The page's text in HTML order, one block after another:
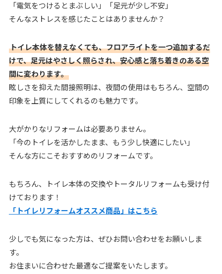
「電気をつけるとまぶしい」「足元が少し不安」
そんなストレスを感じたことはありませんか？
トイレ本体を替えなくても、フロアライトを一つ追加するだ
けで、足元はやさしく照らされ、安心感と落ち着きのある空
間に変わります。
眩しさを抑えた間接照明は、夜間の使用はもちろん、空間の
印象を上質にしてくれるのも魅力です。
大がかりなリフォームは必要ありません。
「今のトイレを活かしたまま、もう少し快適にしたい」
そんな方にこそおすすめのリフォームです。
もちろん、トイレ本体の交換やトータルリフォームも受け付
けております！
「トイレリフォームオススメ商品」はこちら
少しでも気になった方は、ぜひお問い合わせをお願いしま
す。
お住まいに合わせた最適なご提案をいたします。